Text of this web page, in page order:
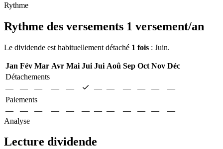
Rythme
Rythme des versements 1 versement/an
Le dividende est habituellement détaché 1 fois : Juin.
Jan Fév Mar Avr Mai Jui Jui Aoû Sep Oct Nov Déc
Détachements
—
— — — — — — — — —
—
Paiements
—
— — — — — — — — — —
—
Analyse
Lecture dividende